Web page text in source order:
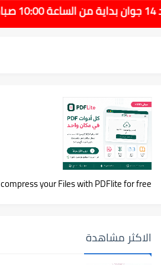
compress your Files with PDFlite for free!
الاكثر مشاهدة